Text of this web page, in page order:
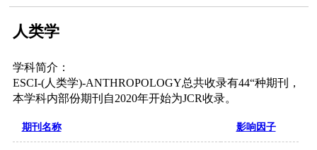
人类学
学科简介：
ESCI-(人类学)-ANTHROPOLOGY总共收录有44“种期刊，
本学科内部份期刊自2020年开始为JCR收录。
期刊名称 影响因子